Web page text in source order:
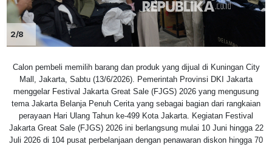
2/8
Calon pembeli memilih barang dan produk yang dijual di Kuningan City
Mall, Jakarta, Sabtu (13/6/2026). Pemerintah Provinsi DKI Jakarta
menggelar Festival Jakarta Great Sale (FJGS) 2026 yang mengusung
tema Jakarta Belanja Penuh Cerita yang sebagai bagian dari rangkaian
perayaan Hari Ulang Tahun ke-499 Kota Jakarta. Kegiatan Festival
Jakarta Great Sale (FJGS) 2026 ini berlangsung mulai 10 Juni hingga 22
Juli 2026 di 104 pusat perbelanjaan dengan penawaran diskon hingga 70